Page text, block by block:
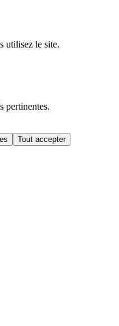
utilisez le site.
pertinentes.
Tout accepter